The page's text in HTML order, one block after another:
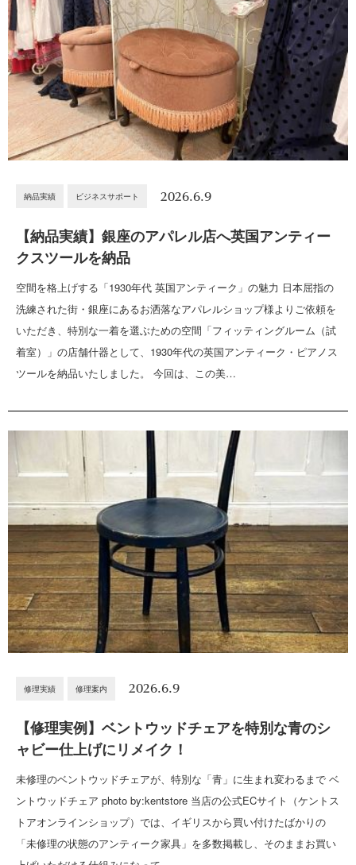
納品実績 ビジネスサポート 2026.6.9
【納品実績】銀座のアパレル店へ英国アンティー
クスツールを納品
空間を格上げする「1930年代 英国アンティーク」の魅力 日本屈指の
洗練された街・銀座にあるお洒落なアパレルショップ様よりご依頼を
いただき、特別な一着を選ぶための空間「フィッティングルーム（試
着室）」の店舗什器として、1930年代の英国アンティーク・ピアノス
ツールを納品いたしました。 今回は、この美…
修理実績 修理案内 2026.6.9
【修理実例】ベントウッドチェアを特別な青のシ
ャビー仕上げにリメイク！
未修理のベントウッドチェアが、特別な「青」に生まれ変わるまで ベ
ントウッドチェア photo by:kentstore 当店の公式ECサイト（ケントス
トアオンラインショップ）では、イギリスから買い付けたばかりの
「未修理の状態のアンティーク家具」を多数掲載し、そのままお買い